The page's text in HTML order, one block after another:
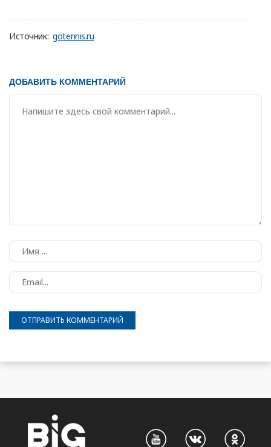
Источник: gotennis.ru
ДОБАВИТЬ КОММЕНТАРИЙ